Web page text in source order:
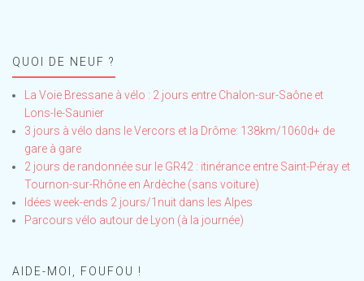
QUOI DE NEUF ?
La Voie Bressane à vélo : 2 jours entre Chalon-sur-Saône et
Lons-le-Saunier
3 jours à vélo dans le Vercors et la Drôme: 138km/1060d+ de
gare à gare
2 jours de randonnée sur le GR42 : itinérance entre Saint-Péray et
Tournon-sur-Rhône en Ardèche (sans voiture)
Idées week-ends 2 jours/1nuit dans les Alpes
Parcours vélo autour de Lyon (à la journée)
AIDE-MOI, FOUFOU !